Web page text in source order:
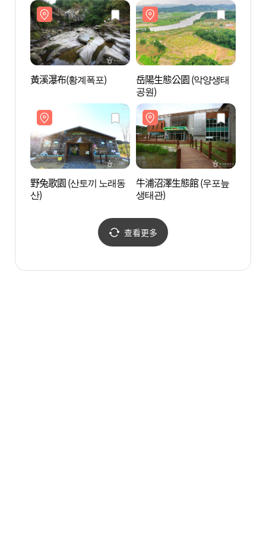
黃溪瀑布(황계폭포)
岳陽生態公園 (악양생태
공원)
野兔歌園 (산토끼 노래동
산)
牛浦沼澤生態館 (우포늪
생태관)
查看更多